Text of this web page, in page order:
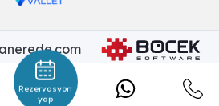
Rezervasyon
yap